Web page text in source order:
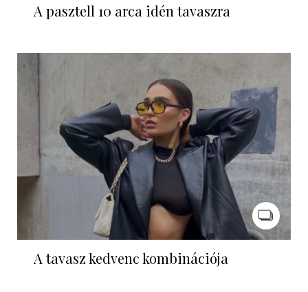
A pasztell 10 arca idén tavaszra
A tavasz kedvenc kombinációja